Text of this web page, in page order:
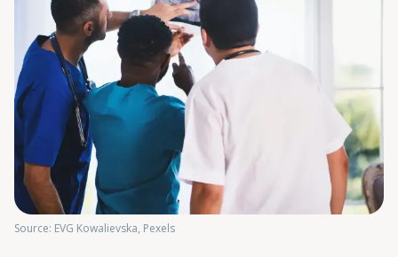
Source: EVG Kowalievska, Pexels